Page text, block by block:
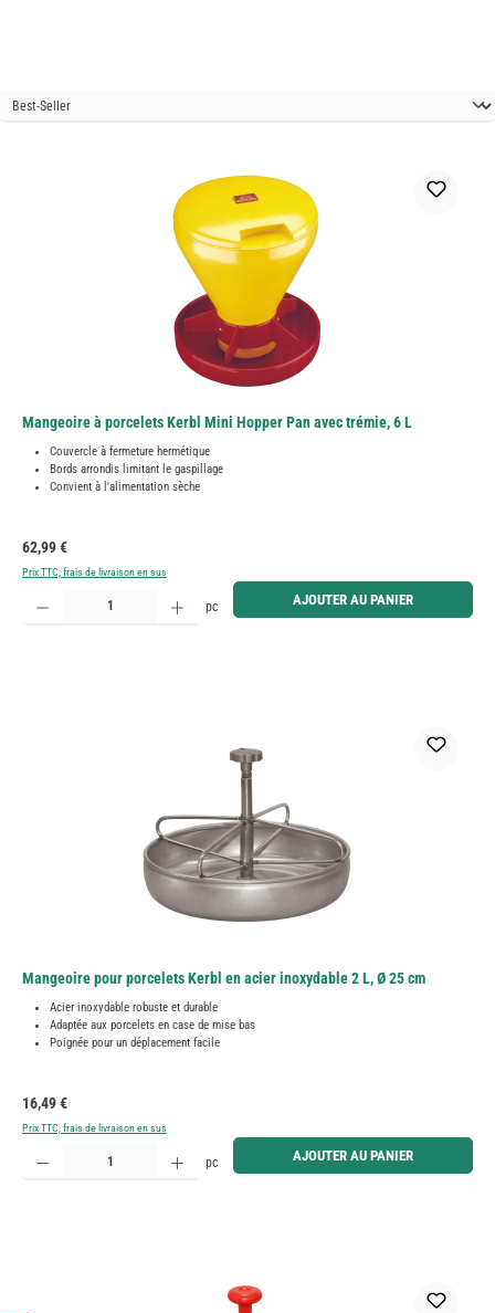
Mangeoire à porcelets Kerbl Mini Hopper Pan avec trémie, 6 L
Couvercle à fermeture hermétique
Bords arrondis limitant le gaspillage
Convient à l'alimentation sèche
Prix régulier :
62,99 €
Prix TTC, frais de livraison en sus
Quantité de produit : Entrez la quantité souhaitée ou utilisez les boutons pour augmenter ou
pc AJOUTER AU PANIER
Mangeoire pour porcelets Kerbl en acier inoxydable 2 L, Ø 25 cm
Acier inoxydable robuste et durable
Adaptée aux porcelets en case de mise bas
Poignée pour un déplacement facile
Prix régulier :
16,49 €
Prix TTC, frais de livraison en sus
Quantité de produit : Entrez la quantité souhaitée ou utilisez les boutons pour augmenter ou
pc AJOUTER AU PANIER